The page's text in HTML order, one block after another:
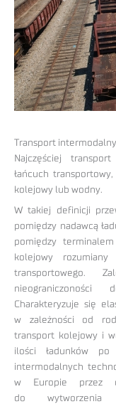
Transport
Najczęściej
łańcuch
kolejowy lub wodny.
W takiej definicji
pomiędzy nadawcą
pomiędzy
kolejowy
transportowego.
Charakteryzuje się
w zależności od
transport kolejowy i
ilości ładunków po
intermodalnych
w Europie przez
do wytworzenia